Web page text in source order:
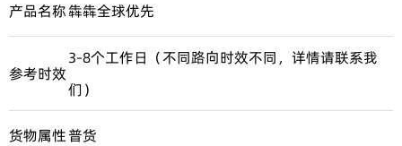
产品名称犇犇全球优先
参考时效
3-8个工作日（不同路向时效不同，详情请联系我
们）
货物属性普货